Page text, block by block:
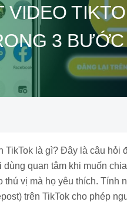
VIDEO
3 BƯỚC
TikTok là gì? Đây là câu hỏi
quan tâm khi muốn
thú vị mà họ yêu thích. Tính
trên TikTok cho phép